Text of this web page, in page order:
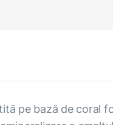
pe bază de coral